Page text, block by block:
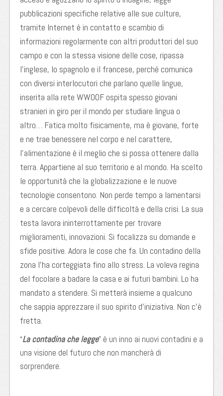
pubblicazioni specifiche relative alle sue culture,
tramite Internet è in contatto e scambio di
informazioni regolarmente con altri produttori del suo
campo e con la stessa visione delle cose, ripassa
l’inglese, lo spagnolo e il francese, perché comunica
con diversi interlocutori che parlano quelle lingue,
inserita alla rete WWOOF ospita spesso giovani
stranieri in giro per il mondo per studiare lingua o
altro… Fatica molto fisicamente, ma è giovane, forte
e ne trae benessere nel corpo e nel carattere,
l’alimentazione è il meglio che si possa ottenere dalla
terra. Appartiene al suo territorio e al mondo. Ha scelto
le opportunità che la globalizzazione e le nuove
tecnologie consentono. Non perde tempo a lamentarsi
e a cercare colpevoli delle difficoltà e della crisi. La sua
testa lavora ininterrottamente per trovare
miglioramenti, innovazioni. Si focalizza su domande e
sfide positive. Adora le cose che fa. Un contadino della
zona l’ha corteggiata fino allo stress. La voleva regina
del focolare a badare la casa e ai futuri bambini. Lo ha
mandato a stendere. Si metterà insieme a qualcuno
che sappia apprezzare il suo spirito d’iniziativa. Non c’è
fretta.
“La contadina che legge” è un inno ai nuovi contadini e a
una visione del futuro che non mancherà di
sorprendere.